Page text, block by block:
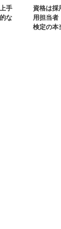
手
な
資格は採
用担当
検定の本